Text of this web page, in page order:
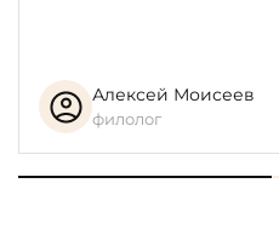
Алексей Моисеев
филолог